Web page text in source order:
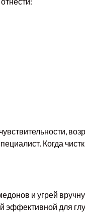
Когда
и угрей
эффективной для